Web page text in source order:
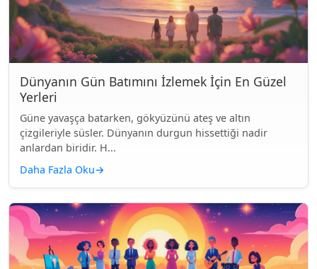
Dünyanın Gün Batımını İzlemek İçin En Güzel
Yerleri
Güne yavaşça batarken, gökyüzünü ateş ve altın
çizgileriyle süsler. Dünyanın durgun hissettiği nadir
anlardan biridir. H...
Daha Fazla Oku→